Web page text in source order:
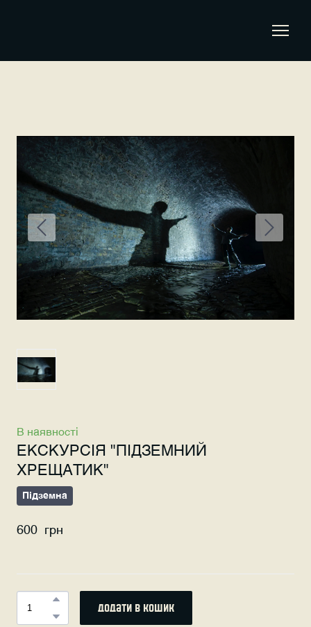
В наявності
ЕКСКУРСІЯ "ПІДЗЕМНИЙ
ХРЕЩАТИК"
Підземна
600  грн
додати в кошик